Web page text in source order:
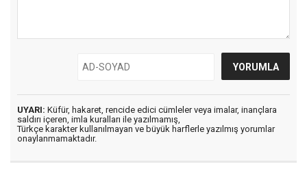
UYARI: Küfür, hakaret, rencide edici cümleler veya imalar, inançlara
saldırı içeren, imla kuralları ile yazılmamış,
Türkçe karakter kullanılmayan ve büyük harflerle yazılmış yorumlar
onaylanmamaktadır.